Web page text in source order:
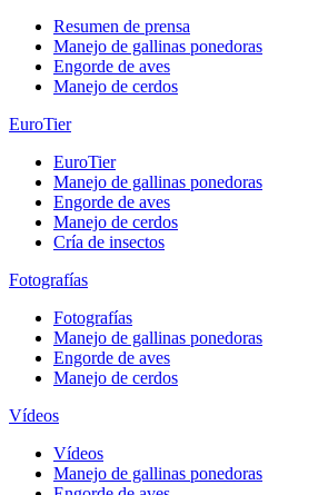
Resumen de prensa
Manejo de gallinas ponedoras
Engorde de aves
Manejo de cerdos
EuroTier
EuroTier
Manejo de gallinas ponedoras
Engorde de aves
Manejo de cerdos
Cría de insectos
Fotografías
Fotografías
Manejo de gallinas ponedoras
Engorde de aves
Manejo de cerdos
Vídeos
Vídeos
Manejo de gallinas ponedoras